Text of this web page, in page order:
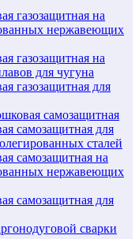
газозащитная на
нержавеющих
газозащитная на
для чугуна
газозащитная для
самозащитная
самозащитная для
сталей
самозащитная на
нержавеющих
самозащитная для
сварки